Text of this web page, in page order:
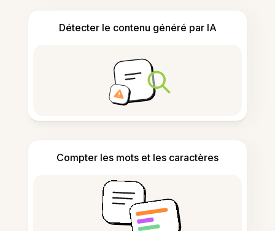
Détecter le contenu généré par IA
Compter les mots et les caractères